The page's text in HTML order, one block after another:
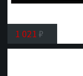
1 021 ₽
Гибкий